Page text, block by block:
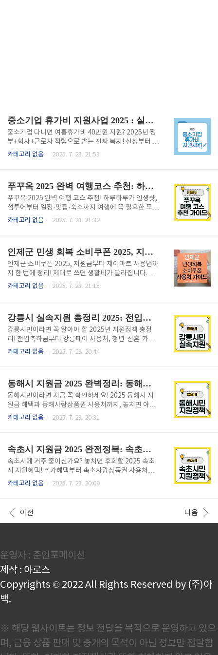
중소기업 휴가비 지원사업 2025 : 실전 신청 조건·지원금액·활용법 총정리! “놓치면 40만 원, 제대로 챙겨야 내 여름이 바뀐다!”
중소기업 다니면 여름휴가비 40만원 지원? 2025년 정
부+회사+근로자 적립으로 받는 진짜 복지! 신청부터 활
용 꿀팁까지 완벽정리. 내 휴가비 신청하러 가기👆 “중
‘나도 받을 수 있을까?’ 하는 기대 때문일 겁니다. 뉴스
에서만 보던 ‘중소기업 휴가비 지원사업’, 실제로 얼마
나 받고, 누구까지 되고, 어떻게 써야 가장 똑똑한지 헷
갈린 적 있으셨죠? 내 월급이 더 두둑해지는 진짜 정부
지원, 사장님과 근로자 모두 놓치면 손해입니다. 근로자
카테고리 없음 2025. 7. 23. 21:53
푸꾸옥 2025 완벽 여행코스 추천: 하루하루가 인생샷! 숨은 명소부터 일정·실전팁까지 한 번에 모았다
푸꾸옥 2025 완벽 여행 코스 추천! 하루하루가 인생샷,
섬투어부터 일정·맛집·숙소까지 여행에 꼭 필요한 모든
꿀팁을 한 번에 정리했습니다. “10만원대 항공권, 꿈같
랜이 필요합니다. 동남아의 진주, 베트남 푸꾸옥! 바쁜
일정에 무턱대고 짐만 들고 출발했다가 아쉬움만 가득
남는 여행자는 이제 그만. 이번 글에서 단기 여행자·가
족·커플 누구든 당일·3박4일·5박6일 플랜, 교통·숙소
추천, 현지 필수 먹방, 숨겨진 섬과 해변까지 꼼꼼하게
카테고리 없음 2025. 7. 23. 21:32
인제군 민생 회복 소비쿠폰 2025, 지원금부터 제이마트 사용법까지 ‘실수 없는 활용의 모든 비밀’
인제군 소비쿠폰 2025, 지원금부터 제이마트 사용법까
지 한 번에 정리! 제대로 쓰면 생활비가 달라집니다. 놓
치지 마세요. 소비쿠폰 사용처 확인하기👆 “쿠폰, 제대
불안할 때, 인제군에 거주하는 분들이 기대하는 정책이
바로 2025 민생 회복 소비쿠폰이죠. 특히 지원금으로
제이마트에서 실제로 결제가 되는지, 지원금 신청부터
사용처 제한까지 궁금한 게 한두 가지가 아닐 겁니다.
이 글에서 꼭 짚어드려요! 처음 읽는 분도 5분이면 누구
혜택..
카테고리 없음 2025. 7. 23. 21:15
강릉시 실속지원 총정리 2025: 전입축하금·지역화폐·청년·신혼·가정 위한 모든 혜택과 사용팁!
강릉시민이라면 꼭 알아야 할 2025년 지원정책 총정
리! 전입축하금부터 강릉페이 사용처, 청년·신혼·가정
지원까지 모두 담았습니다. 지금 확인하세요! 2025 강
으로, 1인가구도 포함되어 누구나 신청 가능합니다.대
상: 타지역에서 6개월 이상 거주 후 강릉시 전입한 세대
신청기간: 전입일로부터 12개월 이내신청방법: 정부24
또는 읍면동 주민센터 방문지급금액: 1인가구 1만원, 2
인 이상 세대 3만원 (강릉페이 지급)유효기간: 지급 후
사용 ..
카테고리 없음 2025. 7. 23. 20:44
동해시 지원금 2025 완벽정리: 동해페이 사용처부터 전입·청년 혜택까지 전부 담았다!
동해시민이라면 지금 꼭 확인하세요! 2025 동해시 지
원금 혜택과 동해사랑상품권 사용처까지, 놓치면 아까
운 현금성 복지 지금 모두 알려드립니다. 동해시 지원금
다. 전입자, 청년층, 자녀를 둔 가정, 저소득층, 신혼부
부 등 다양한 계층을 아우르는 생활밀착형 복지 혜택이
확대되며, 대부분의 지원금은 동해사랑상품권(Dongh
ae Pay)을 통해 지급됩니다.이번 글에서는 동해시에
거주하는 시민이라면 반드시 알고 있어야 할 지원금 종
드립니다. 복잡한 정책을 간단히, 실수 없이 챙기세요.
① 전입자..
카테고리 없음 2025. 7. 23. 20:31
속초시 지원금 2025 완전정복: 속초페이 사용처부터 청년·전입 혜택까지 한눈에!
속초시에 거주 중이신가요? 놓치면 후회할 2025 속초
시 지원혜택! 추가혜택부터 속초사랑상품권 사용처까
지 현금처럼 쓰는 꿀팁 지금 모두 알려드립니다. 속초시
있고 실제 거주 중인 시민이라면 누구나 받을 수 있는 2
025년 속초시 거주자 추가지원 정책이 확대 시행 중입
이 많아졌습니다.지급 기준을 충족한다면 수십만 원을
빠르게 받을 수 있으며, 소멸성 지역화폐이기 때문에 사
용처를 미리 확인하고 전략적으로 쓰는 것이 중요합니
다. 이 글에..
카테고리 없음 2025. 7. 23. 20:09
이전 다음
운영자 : 준인포메이션
제작 : 아로스
Copyrights © 2022 All Rights Reserved by (주)아
백.
※ 해당 웹사이트는 정보 전달을 목적으로 운영하고 있으
며, 금융 상품 판매 및 중개의 목적이 아닌 정보만 전달합